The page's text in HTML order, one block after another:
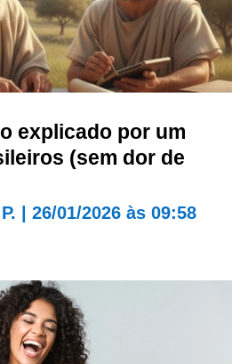
explicado por um
(sem dor de
26/01/2026 às 09:58